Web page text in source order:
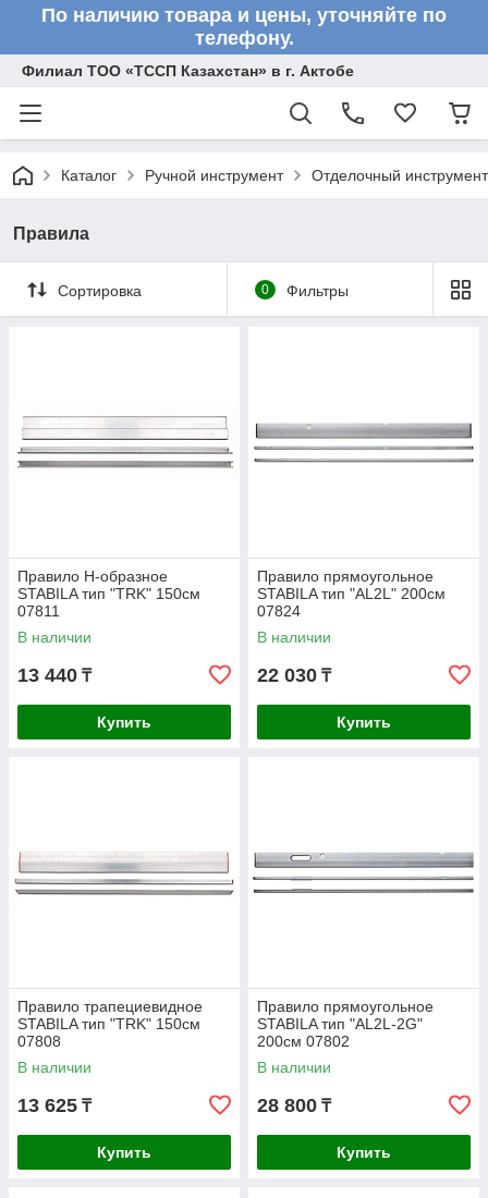
По наличию товара и цены, уточняйте по
телефону.
Филиал ТОО «ТССП Казахстан» в г. Актобе
Каталог Ручной инструмент Отделочный инструмент
Правила
Сортировка 0 Фильтры
Правило Н-образное
STABILA тип "TRK" 150см
07811
В наличии
13 440 ₸
Купить
Правило прямоугольное
STABILA тип "AL2L" 200см
07824
В наличии
22 030 ₸
Купить
Правило трапециевидное
STABILA тип "TRK" 150см
07808
В наличии
13 625 ₸
Купить
Правило прямоугольное
STABILA тип "AL2L-2G"
200см 07802
В наличии
28 800 ₸
Купить